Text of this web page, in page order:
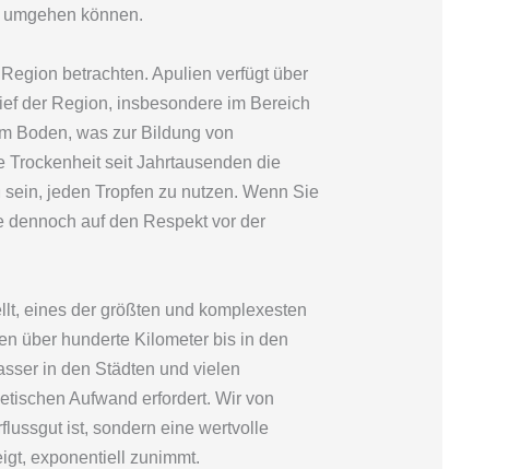
können.
betrachten. Apulien verfügt über
der Region, insbesondere im Bereich
Boden, was zur Bildung von
Trockenheit seit Jahrtausenden die
jeden Tropfen zu nutzen. Wenn Sie
dennoch auf den Respekt vor der
eines der größten und komplexesten
über hunderte Kilometer bis in den
in den Städten und vielen
Aufwand erfordert. Wir von
ist, sondern eine wertvolle
exponentiell zunimmt.